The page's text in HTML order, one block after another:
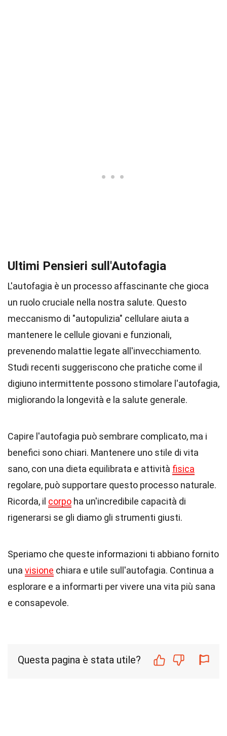
Ultimi Pensieri sull'Autofagia
L'autofagia è un processo affascinante che gioca
un ruolo cruciale nella nostra salute. Questo
meccanismo di "autopulizia" cellulare aiuta a
mantenere le cellule giovani e funzionali,
prevenendo malattie legate all'invecchiamento.
Studi recenti suggeriscono che pratiche come il
digiuno intermittente possono stimolare l'autofagia,
migliorando la longevità e la salute generale.
Capire l'autofagia può sembrare complicato, ma i
benefici sono chiari. Mantenere uno stile di vita
sano, con una dieta equilibrata e attività fisica
regolare, può supportare questo processo naturale.
Ricorda, il corpo ha un'incredibile capacità di
rigenerarsi se gli diamo gli strumenti giusti.
Speriamo che queste informazioni ti abbiano fornito
una visione chiara e utile sull'autofagia. Continua a
esplorare e a informarti per vivere una vita più sana
e consapevole.
Questa pagina è stata utile?